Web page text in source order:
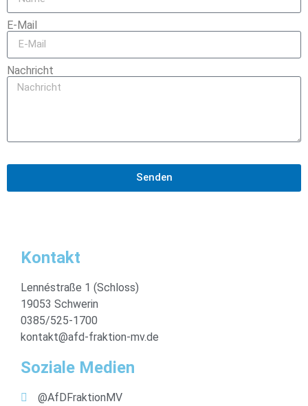
E-Mail
Nachricht
Senden
Kontakt
Lennéstraße 1 (Schloss)
19053 Schwerin
0385/525-1700
kontakt@afd-fraktion-mv.de
Soziale Medien
@AfDFraktionMV